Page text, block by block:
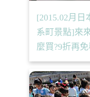
[2015.02月日
系町景點]來
麼買?9折再